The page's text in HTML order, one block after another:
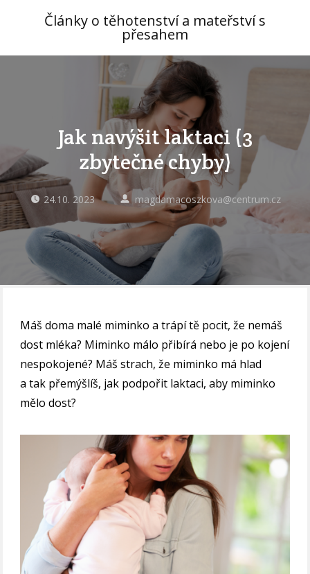
Články o těhotenství a mateřství s
přesahem
Jak navýšit laktaci (3
zbytečné chyby)
24.10. 2023 magdamacoszkova@centrum.cz
Máš doma malé miminko a trápí tě pocit, že nemáš
dost mléka? Miminko málo přibírá nebo je po kojení
nespokojené? Máš strach, že miminko má hlad
a tak přemýšlíš, jak podpořit laktaci, aby miminko
mělo dost?